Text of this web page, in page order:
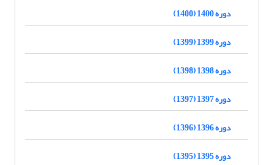
دوره 1400 (1400)
دوره 1399 (1399)
دوره 1398 (1398)
دوره 1397 (1397)
دوره 1396 (1396)
دوره 1395 (1395)